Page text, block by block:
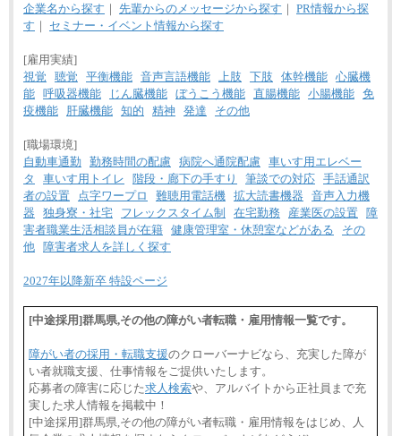
企業名から探す ｜ 先輩からのメッセージから探す ｜ PR情報から探
す ｜ セミナー・イベント情報から探す
[雇用実績]
視覚
聴覚 平衡機能 音声言語機能 上肢 下肢 体幹機能 心臓機
能 呼吸器機能 じん臓機能 ぼうこう機能 直腸機能 小腸機能 免
疫機能
肝臓機能 知的 精神 発達 その他
[職場環境]
自動車通勤
勤務時間の配慮 病院へ通院配慮 車いす用エレベー
タ
車いす用トイレ 階段・廊下の手すり 筆談での対応 手話通訳
者の設置
点字ワープロ 難聴用電話機 拡大読書機器
音声入力機
器
独身寮・社宅 フレックスタイム制 在宅勤務 産業医の設置
障
害者職業生活相談員が在籍 健康管理室・休憩室などがある
その
他
障害者求人を詳しく探す
2027年以降新卒 特設ページ
[中途採用]群馬県,その他の障がい者転職・雇用情報一覧です。
障がい者の採用・転職支援のクローバーナビなら、充実した障が
い者就職支援、仕事情報をご提供いたします。
応募者の障害に応じた求人検索や、アルバイトから正社員まで充
実した求人情報を掲載中！
[中途採用]群馬県,その他の障がい者転職・雇用情報をはじめ、人